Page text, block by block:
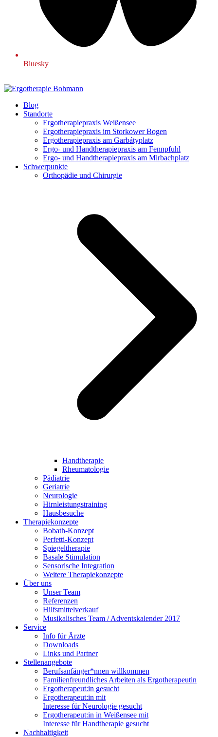
Bluesky
Blog
Standorte
Ergotherapiepraxis Weißensee
Ergotherapiepraxis im Storkower Bogen
Ergotherapiepraxis am Garbátyplatz
Ergo- und Handtherapiepraxis am Fennpfuhl
Ergo- und Handtherapiepraxis am Mirbachplatz
Schwerpunkte
Orthopädie und Chirurgie
Handtherapie
Rheumatologie
Pädiatrie
Geriatrie
Neurologie
Hirnleistungstraining
Hausbesuche
Therapiekonzepte
Bobath-Konzept
Perfetti-Konzept
Spiegeltherapie
Basale Stimulation
Sensorische Integration
Weitere Therapiekonzepte
Über uns
Unser Team
Referenzen
Hilfsmittelverkauf
Musikalisches Team / Adventskalender 2017
Service
Info für Ärzte
Downloads
Links und Partner
Stellenangebote
Berufsanfänger*nnen willkommen
Familienfreundliches Arbeiten als Ergotherapeutin
Ergotherapeut:in gesucht
Ergotherapeut:in mit
Interesse für Neurologie gesucht
Ergotherapeut:in in Weißensee mit
Interesse für Handtherapie gesucht
Nachhaltigkeit